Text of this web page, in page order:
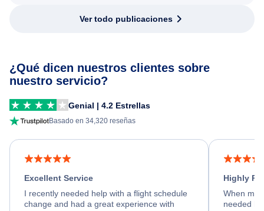
Ver todo publicaciones
¿Qué dicen nuestros clientes sobre
nuestro servicio?
Genial | 4.2 Estrellas
Basado en 34,320 reseñas
Excellent Service
I recently needed help with a flight schedule
change and had a great experience with
Highly
When my
needed